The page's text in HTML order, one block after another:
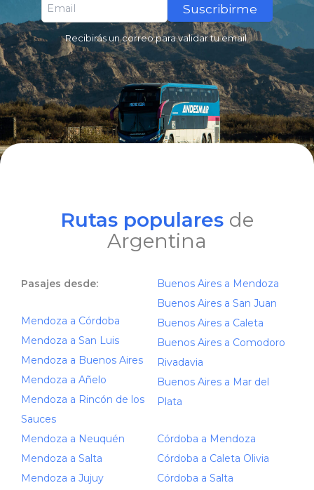
Suscribirme
Recibirás un correo para validar tu email.
Rutas populares de
Argentina
Pasajes desde:
Mendoza a Córdoba
Mendoza a San Luis
Mendoza a Buenos Aires
Mendoza a Añelo
Mendoza a Rincón de los
Sauces
Mendoza a Neuquén
Mendoza a Salta
Mendoza a Jujuy
Buenos Aires a Mendoza
Buenos Aires a San Juan
Buenos Aires a Caleta
Buenos Aires a Comodoro
Rivadavia
Buenos Aires a Mar del
Plata
Córdoba a Mendoza
Córdoba a Caleta Olivia
Córdoba a Salta